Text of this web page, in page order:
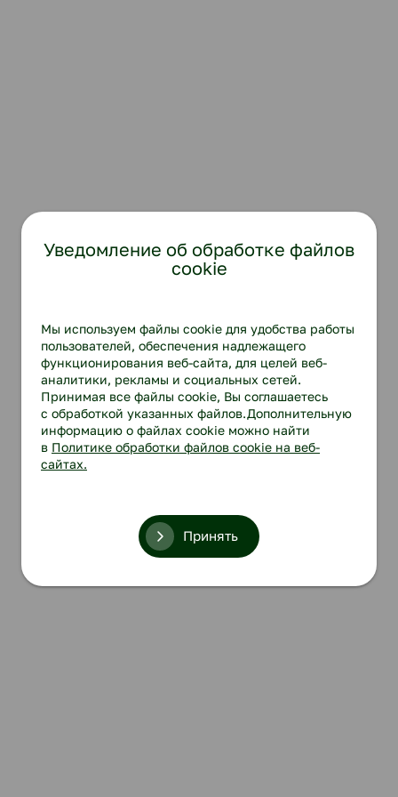
Уведомление об обработке файлов
cookie
Мы используем файлы cookie для удобства работы
пользователей, обеспечения надлежащего
функционирования веб-сайта, для целей веб-
аналитики, рекламы и социальных сетей.
Принимая все файлы cookie, Вы соглашаетесь
с обработкой указанных файлов.Дополнительную
информацию о файлах cookie можно найти
в Политике обработки файлов cookie на веб-
сайтах.
Принять